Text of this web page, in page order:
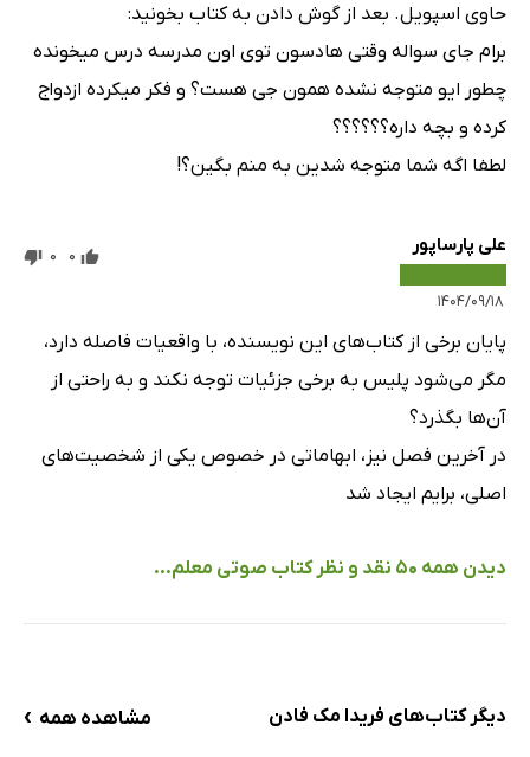
حاوی اسپویل. بعد از گوش دادن به کتاب بخونید:
برام جای سواله وقتی هادسون توی اون مدرسه درس میخونده
چطور ایو متوجه نشده همون جی هست؟ و فکر میکرده ازدواج
کرده و بچه داره؟؟؟؟؟؟
لطفا اگه شما متوجه شدین به منم بگین؟!
علی پارساپور
۱۴۰۴/۰۹/۱۸
0
0
پایان برخی از کتاب‌های این نویسنده، با واقعیات فاصله دارد،
مگر می‌شود پلیس به برخی جزئیات توجه نکند و به راحتی از
آن‌ها بگذرد؟
در آخرین فصل نیز، ابهاماتی در خصوص یکی از شخصیت‌های
اصلی، برایم ایجاد شد
دیدن همه 50 نقد و نظر کتاب صوتی معلم...
دیگر کتاب‌های فریدا مک فادن مشاهده همه ›